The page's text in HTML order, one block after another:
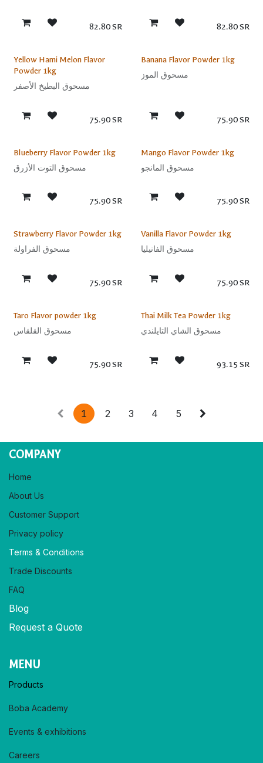
82.80SR 82.80SR
Sale
Yellow Hami Melon Flavor
Powder 1kg
مسحوق البطيخ الأصفر
75.90SR
Sale
Banana Flavor Powder 1kg
مسحوق الموز
75.90SR
Sale
Blueberry Flavor Powder 1kg
مسحوق التوت الأزرق
75.90SR
Sale
Mango Flavor Powder 1kg
مسحوق المانجو
75.90SR
Sale
Strawberry Flavor Powder 1kg
مسحوق الفراولة
75.90SR
Sale
Vanilla Flavor Powder 1kg
مسحوق الفانيليا
75.90SR
Sale
Taro Flavor powder 1kg
مسحوق القلقاس
75.90SR
New!
Thai Milk Tea Powder 1kg
مسحوق الشاي التايلندي
93.15 SR
1 2 3 4 5
COMPANY
Home
About Us
Customer Support
Privacy policy​
Terms & Conditions
Trade Discounts
FAQ
Blog
Request a Quote
MENU
Products
Boba Academy
Events & exhibitions
Careers